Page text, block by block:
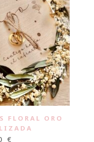
FLORAL ORO
€